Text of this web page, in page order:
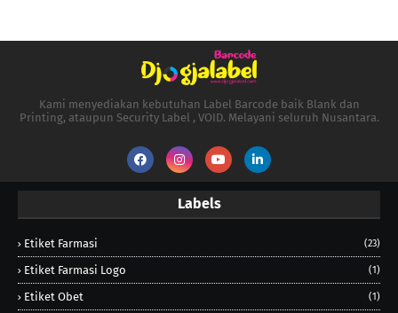
Kami menyediakan kebutuhan Label Barcode baik Blank dan
Printing, ataupun Security Label , VOID. Melayani seluruh Nusantara.
Labels
Etiket Farmasi (23)
Etiket Farmasi Logo (1)
Etiket Obet (1)